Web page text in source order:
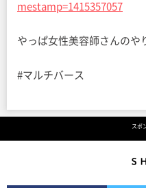
mestamp=1415357057
やっぱ女性美容師さんのや
#マルチバース
スポ